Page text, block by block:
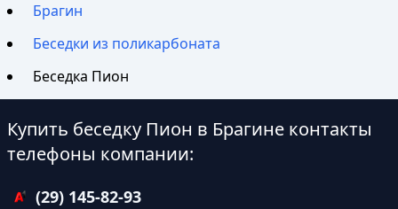
Брагин
Беседки из поликарбоната
Беседка Пион
Купить беседку Пион в Брагине контакты
телефоны компании:
(29) 145-82-93